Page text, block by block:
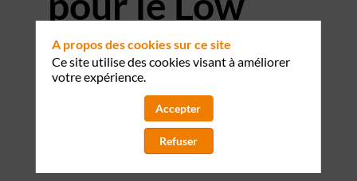
Code / No
Code ?
|15:00-16:30
A propos des cookies sur ce site
Ce site utilise des cookies visant à améliorer
votre expérience.
Accepter
Refuser